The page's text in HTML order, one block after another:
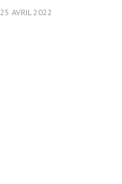
25 AVRIL 2022